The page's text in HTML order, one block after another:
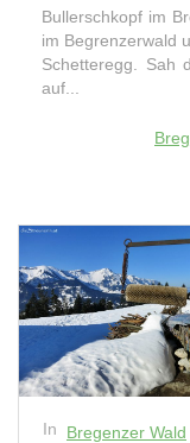
Bullerschkopf im
im Begrenzerwald
Schetteregg. Sah
auf...
In
Bregenzer Wald